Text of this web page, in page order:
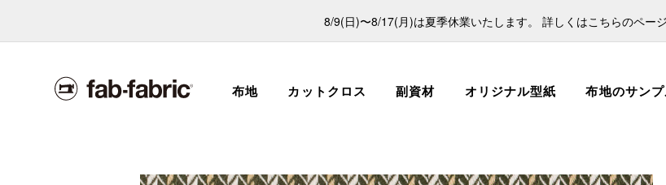
8/9(日)〜8/17(月)は夏季休業いたします。 詳しくはこちらのペー
布地 カットクロス 副資材 オリジナル型紙 布地のサン